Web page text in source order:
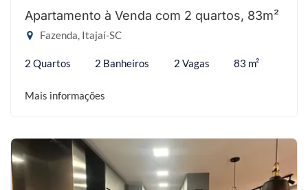
Apartamento à Venda com 2 quartos, 83m²
Fazenda, Itajaí-SC
2 Quartos 2 Banheiros 2 Vagas 83 m²
Mais informações